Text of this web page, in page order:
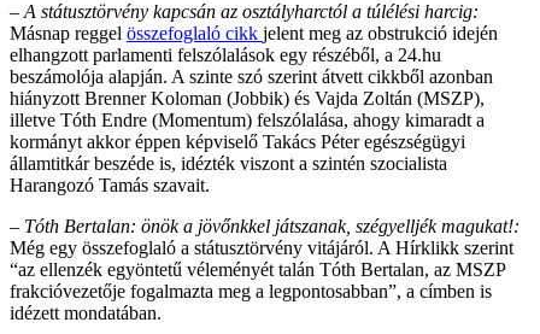
– A státusztörvény kapcsán az osztályharctól a túlélési harcig:
Másnap reggel összefoglaló cikk jelent meg az obstrukció idején
elhangzott parlamenti felszólalások egy részéből, a 24.hu
beszámolója alapján. A szinte szó szerint átvett cikkből azonban
hiányzott Brenner Koloman (Jobbik) és Vajda Zoltán (MSZP),
illetve Tóth Endre (Momentum) felszólalása, ahogy kimaradt a
kormányt akkor éppen képviselő Takács Péter egészségügyi
államtitkár beszéde is, idézték viszont a szintén szocialista
Harangozó Tamás szavait.
– Tóth Bertalan: önök a jövőnkkel játszanak, szégyelljék magukat!:
Még egy összefoglaló a státusztörvény vitájáról. A Hírklikk szerint
“az ellenzék egyöntetű véleményét talán Tóth Bertalan, az MSZP
frakcióvezetője fogalmazta meg a legpontosabban”, a címben is
idézett mondatában.